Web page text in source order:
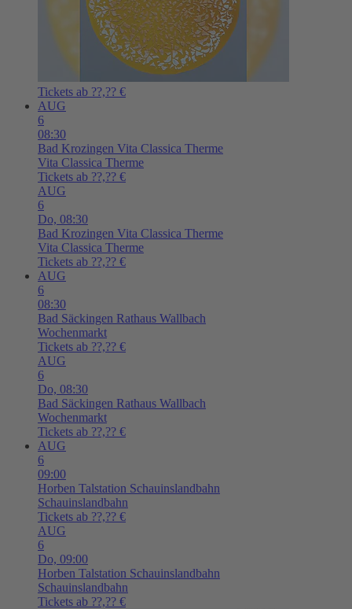
Tickets ab ??,?? €
AUG
6
08:30
Bad Krozingen Vita Classica Therme
Vita Classica Therme
Tickets ab ??,?? €
AUG
6
Do, 08:30
Bad Krozingen Vita Classica Therme
Vita Classica Therme
Tickets ab ??,?? €
AUG
6
08:30
Bad Säckingen Rathaus Wallbach
Wochenmarkt
Tickets ab ??,?? €
AUG
6
Do, 08:30
Bad Säckingen Rathaus Wallbach
Wochenmarkt
Tickets ab ??,?? €
AUG
6
09:00
Horben Talstation Schauinslandbahn
Schauinslandbahn
Tickets ab ??,?? €
AUG
6
Do, 09:00
Horben Talstation Schauinslandbahn
Schauinslandbahn
Tickets ab ??,?? €